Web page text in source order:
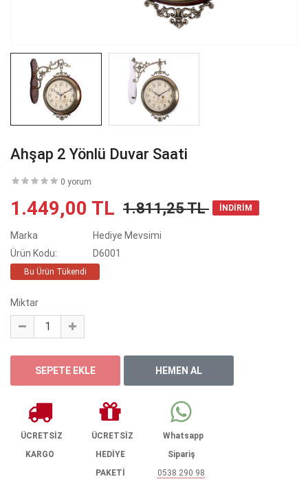
Ahşap 2 Yönlü Duvar Saati
0 yorum
1.449,00 TL 1.811,25 TL İNDİRİM
Marka
Hediye Mevsimi
Ürün Kodu:
D6001
Bu Ürün Tükendi
Miktar
ÜCRETSİZ
KARGO
ÜCRETSİZ
HEDİYE
PAKETİ
Whatsapp
Sipariş
0538 290 98